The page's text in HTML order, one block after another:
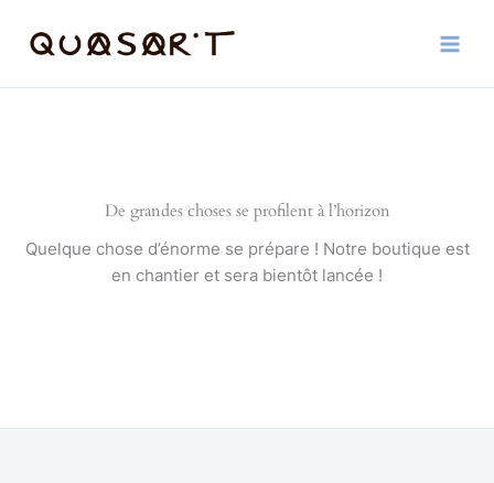
De grandes choses se profilent à l’horizon
Quelque chose d’énorme se prépare ! Notre boutique est
en chantier et sera bientôt lancée !